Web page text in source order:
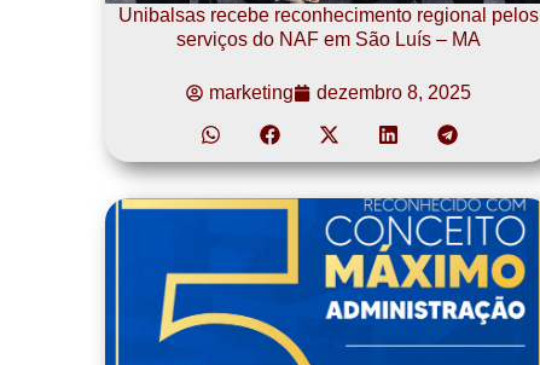
Unibalsas recebe reconhecimento regional pelos
serviços do NAF em São Luís – MA
marketing dezembro 8, 2025